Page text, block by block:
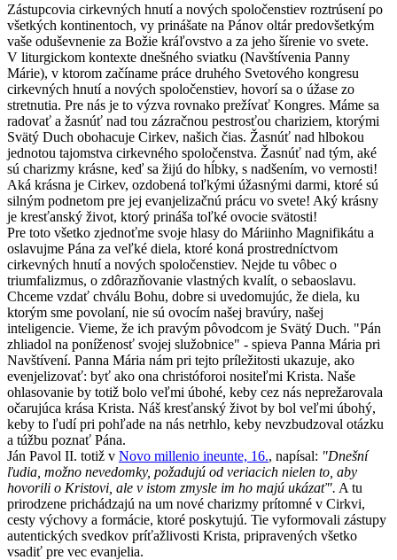
Zástupcovia cirkevných hnutí a nových spoločenstiev roztrúsení po
všetkých kontinentoch, vy prinášate na Pánov oltár predovšetkým
vaše oduševnenie za Božie kráľovstvo a za jeho šírenie vo svete.
V liturgickom kontexte dnešného sviatku (Navštívenia Panny
Márie), v ktorom začíname práce druhého Svetového kongresu
cirkevných hnutí a nových spoločenstiev, hovorí sa o úžase zo
stretnutia. Pre nás je to výzva rovnako prežívať Kongres. Máme sa
radovať a žasnúť nad tou zázračnou pestrosťou chariziem, ktorými
Svätý Duch obohacuje Cirkev, našich čias. Žasnúť nad hlbokou
jednotou tajomstva cirkevného spoločenstva. Žasnúť nad tým, aké
sú charizmy krásne, keď sa žijú do hĺbky, s nadšením, vo vernosti!
Aká krásna je Cirkev, ozdobená toľkými úžasnými darmi, ktoré sú
silným podnetom pre jej evanjelizačnú prácu vo svete! Aký krásny
je kresťanský život, ktorý prináša toľké ovocie svätosti!
Pre toto všetko zjednoťme svoje hlasy do Máriinho Magnifikátu a
oslavujme Pána za veľké diela, ktoré koná prostredníctvom
cirkevných hnutí a nových spoločenstiev. Nejde tu vôbec o
triumfalizmus, o zdôrazňovanie vlastných kvalít, o sebaoslavu.
Chceme vzdať chválu Bohu, dobre si uvedomujúc, že diela, ku
ktorým sme povolaní, nie sú ovocím našej bravúry, našej
inteligencie. Vieme, že ich pravým pôvodcom je Svätý Duch. "Pán
zhliadol na poníženosť svojej služobnice" - spieva Panna Mária pri
Navštívení. Panna Mária nám pri tejto príležitosti ukazuje, ako
evenjelizovať: byť ako ona christóforoi nositeľmi Krista. Naše
ohlasovanie by totiž bolo veľmi úbohé, keby cez nás neprežarovala
očarujúca krása Krista. Náš kresťanský život by bol veľmi úbohý,
keby to ľudí pri pohľade na nás netrhlo, keby nevzbudzoval otázku
a túžbu poznať Pána.
Ján Pavol II. totiž v Novo millenio ineunte, 16., napísal: "Dnešní
ľudia, možno nevedomky, požadujú od veriacich nielen to, aby
hovorili o Kristovi, ale v istom zmysle im ho majú ukázať". A tu
prirodzene prichádzajú na um nové charizmy prítomné v Cirkvi,
cesty výchovy a formácie, ktoré poskytujú. Tie vyformovali zástupy
autentických svedkov príťažlivosti Krista, pripravených všetko
vsadiť pre vec evanjelia.